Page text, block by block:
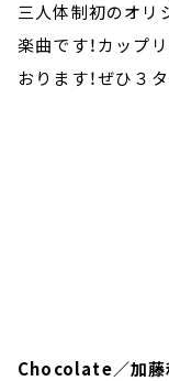
三人体制初のオリ
楽曲です！カップ
おります！ぜひ３
Chocolate／加藤